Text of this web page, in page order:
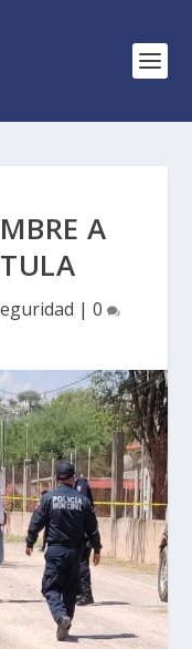
A
| 0